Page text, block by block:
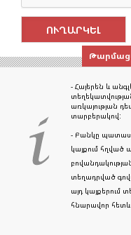
- Հայերեն և
առկայության
տարբերակով:
- Բանկը
կայքում հղված
տեղադրված
այդ կայքերում
հնարավոր